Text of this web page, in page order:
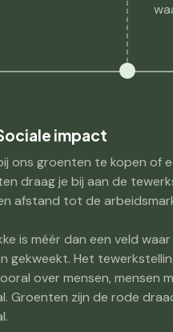
impact
ons groenten te kopen of
draag je bij aan de
afstand tot de
is méér dan een veld
gekweekt. Het
over mensen, mensen
Groenten zijn de rode